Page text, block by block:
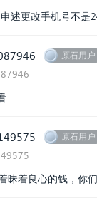
述更改手机号不
原石用户
原石用户
昧着良心的钱，你